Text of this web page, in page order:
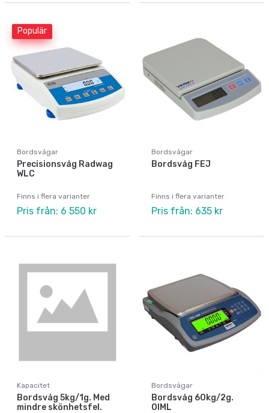
Populär
Bordsvågar
Precisionsvåg Radwag
WLC
Finns i flera varianter
Pris från: 6 550 kr
Bordsvågar
Bordsvåg FEJ
Finns i flera varianter
Pris från: 635 kr
Kapacitet
Bordsvåg 5kg/1g. Med
mindre skönhetsfel.
Bordsvågar
Bordsvåg 60kg/2g.
OIML